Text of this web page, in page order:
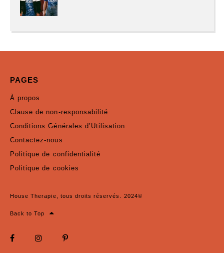
PAGES
À propos
Clause de non-responsabilité
Conditions Générales d’Utilisation
Contactez-nous
Politique de confidentialité
Politique de cookies
House Therapie, tous droits réservés. 2024©
Back to Top